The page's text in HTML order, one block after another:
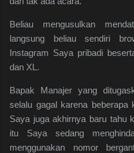
Beliau mengusulkan
langsung beliau sendiri
Instagram Saya pribadi
dan XL.
Bapak Manajer yang
selalu gagal karena beberapa
Saya juga akhirnya baru tahu
itu Saya sedang
menggunakan nomor